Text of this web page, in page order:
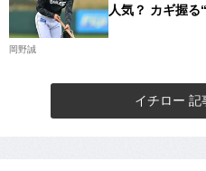
人気？ カギ握
岡野誠
イチロー 記